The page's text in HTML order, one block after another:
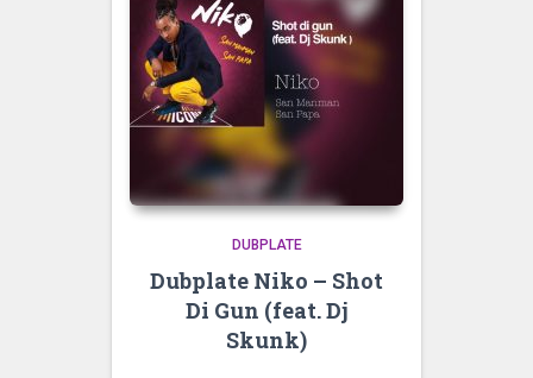
DUBPLATE
Dubplate Niko – Shot
Di Gun (feat. Dj
Skunk)